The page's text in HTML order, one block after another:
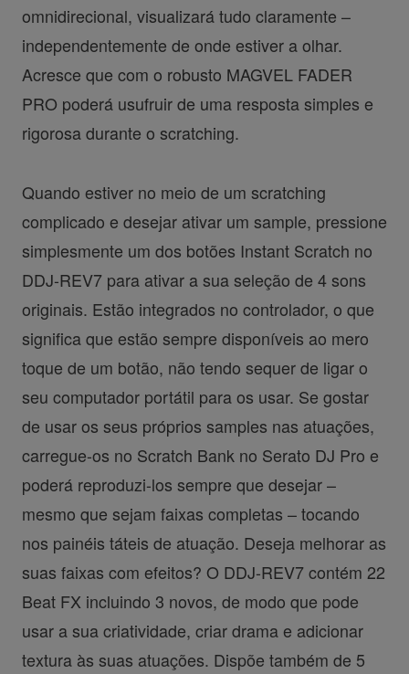
omnidirecional, visualizará tudo claramente –
independentemente de onde estiver a olhar.
Acresce que com o robusto MAGVEL FADER
PRO poderá usufruir de uma resposta simples e
rigorosa durante o scratching.
Quando estiver no meio de um scratching
complicado e desejar ativar um sample, pressione
simplesmente um dos botões Instant Scratch no
DDJ-REV7 para ativar a sua seleção de 4 sons
originais. Estão integrados no controlador, o que
significa que estão sempre disponíveis ao mero
toque de um botão, não tendo sequer de ligar o
seu computador portátil para os usar. Se gostar
de usar os seus próprios samples nas atuações,
carregue-os no Scratch Bank no Serato DJ Pro e
poderá reproduzi-los sempre que desejar –
mesmo que sejam faixas completas – tocando
nos painéis táteis de atuação. Deseja melhorar as
suas faixas com efeitos? O DDJ-REV7 contém 22
Beat FX incluindo 3 novos, de modo que pode
usar a sua criatividade, criar drama e adicionar
textura às suas atuações. Dispõe também de 5